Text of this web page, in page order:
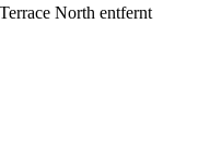
North entfernt